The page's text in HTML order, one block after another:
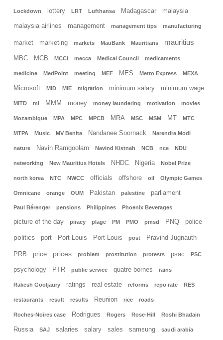
Lockdown lottery LRT Lufthansa Madagascar malaysia
malaysia airlines management management tips manufacturing
market marketing markets MauBank Mauritians mauritius
MBC MCB MCCI mecca Medical Council medicaments
medicine MedPoint meeting MEF MES Metro Express MEXA
Microsoft MID MIE migration minimum salary minimum wage
MITD ml MMM money money laundering motivation movies
Mozambique MPA MPC MPCB MRA MSC MSM MT MTC
MTPA Music MV Benita Nandanee Soornack Narendra Modi
nature Navin Ramgoolam Navind Kistnah NCB nce NDU
networking New Mauritius Hotels NHDC Nigeria Nobel Prize
north korea NTC NWCC officials offshore oil Olympic Games
Omnicane orange OUM Pakistan palestine parliament
Paul Bérenger pensions Philippines Phoenix Beverages
picture of the day piracy plage PM PMO pmsd PNQ police
politics port Port Louis Port-Louis post Pravind Jugnauth
PRB price prices problem prostitution protests psac PSC
psychology PTR public service quatre-bornes rains
Rakesh Gooljaury ratings real estate reforms repo rate RES
restaurants result results Reunion rice roads
Roches-Noires case Rodrigues Rogers Rose-Hill Roshi Bhadain
Russia SAJ salaries salary sales samsung saudi arabia